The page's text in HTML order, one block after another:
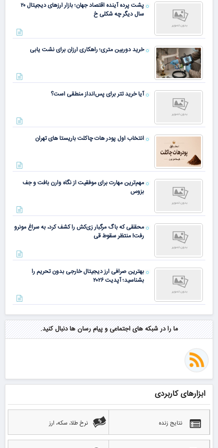
پشت پرده آینده اقتصاد جهان؛ بازار ارزهای دیجیتال ۲۰
سال دیگر چه شکلی خ
خرید دوربین متری؛ راهکاری ارزان برای نشت یابی
آیا خرید تتر برای پس‌انداز منطقی است؟
انتخاب اول پودر هات چاکلت باریستا های تهران
مهم‌ترین مهارت برای موفقیت از نگاه وارن بافت و جف
بزوس
محققی که باگ مرگبار زی‌کش را کشف کرد، به سراغ مونرو
رفت! منتظر سقوط قی
بهترین صرافی ارز دیجیتال خارجی بدون تحریم را
بشناسید؛ آپدیت ۲۰۲۶
ما را در شبکه های اجتماعی و پیام رسان ها دنبال کنید.
ابزارهای کاربردی
نتایج زنده نرخ طلا، سکه، ارز